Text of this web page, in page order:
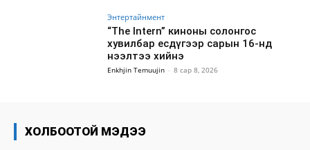
Энтертайнмент
“The Intern” киноны солонгос
хувилбар есдүгээр сарын 16-нд
нээлтээ хийнэ
Enkhjin Temuujin - 8 сар 8, 2026
ХОЛБООТОЙ МЭДЭЭ